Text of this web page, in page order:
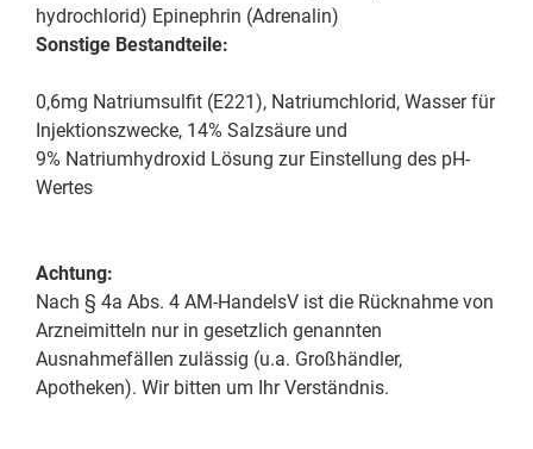
hydrochlorid) Epinephrin (Adrenalin)
Sonstige Bestandteile:
0,6mg Natriumsulfit (E221), Natriumchlorid, Wasser für
Injektionszwecke, 14% Salzsäure und
9% Natriumhydroxid Lösung zur Einstellung des pH-
Wertes
Achtung:
Nach § 4a Abs. 4 AM-HandelsV ist die Rücknahme von
Arzneimitteln nur in gesetzlich genannten
Ausnahmefällen zulässig (u.a. Großhändler,
Apotheken). Wir bitten um Ihr Verständnis.